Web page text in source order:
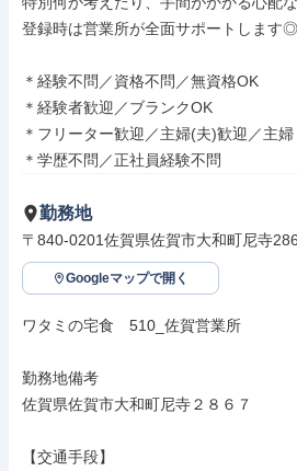
登録時は営業所が全面サポートします◎
＊経験不問／資格不問／無資格OK
＊経験者歓迎／ブランクOK
＊フリーター歓迎／主婦(夫)歓迎／主
＊学歴不問／正社員経験不問
勤務地
〒840-0201佐賀県佐賀市大和町尼寺
Googleマップで開く
ワタミの宅食　510_佐賀営業所
勤務地備考
佐賀県佐賀市大和町尼寺２８６７
【交通手段】